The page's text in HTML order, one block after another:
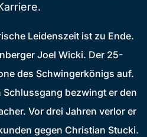
Leidenszeit ist zu Ende.
Joel Wicki. Der 25-
des Schwingerkönigs auf.
bezwingt er den
Vor drei Jahren verlor er
gegen Christian Stucki.